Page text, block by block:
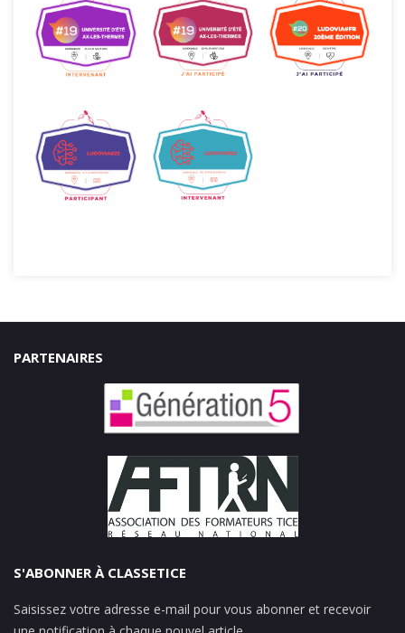
PARTENAIRES
S'ABONNER À CLASSETICE
Saisissez votre adresse e-mail pour vous abonner et recevoir